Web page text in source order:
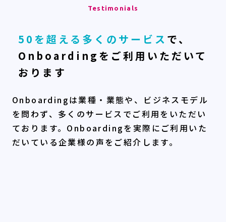
Testimonials
50を超える多くのサービス で、
Onboardingをご利用いただいて
おります
Onboardingは業種・業態や、ビジネスモデル
を問わず、多くのサービスでご利用をいただい
ております。Onboardingを実際にご利用いた
だいている企業様の声をご紹介します。